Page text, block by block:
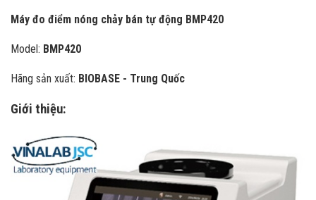
Máy đo điểm nóng chảy bán tự động BMP420
Model: BMP420
Hãng sản xuất: BIOBASE - Trung Quốc
Giới thiệu: